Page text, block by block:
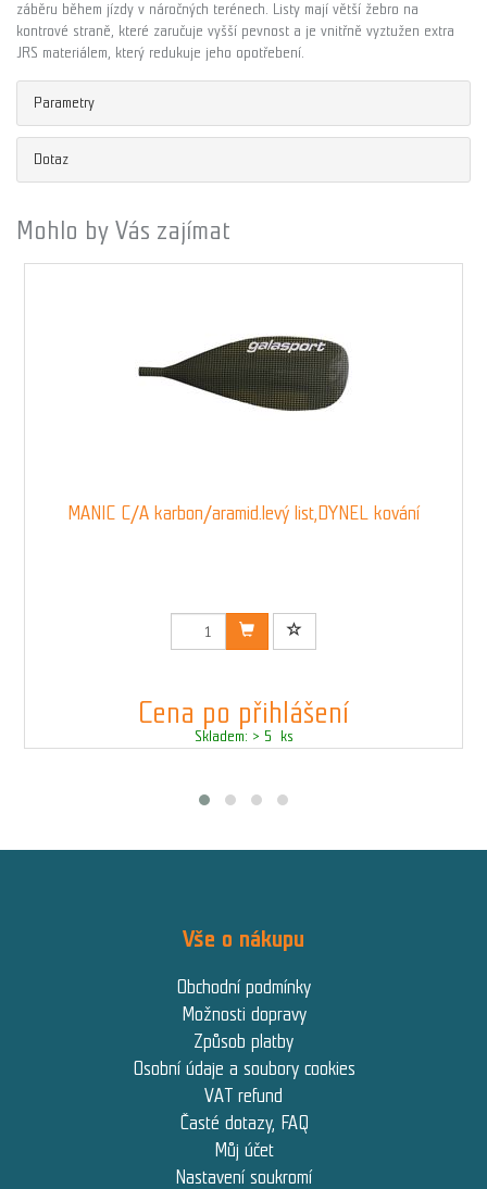
záběru během jízdy v náročných terénech. Listy mají větší žebro na
kontrové straně, které zaručuje vyšší pevnost a je vnitřně vyztužen extra
JRS materiálem, který redukuje jeho opotřebení.
Parametry
Dotaz
Mohlo by Vás zajímat
MANIC C/A karbon/aramid.levý list,DYNEL kování
Kód: 003092D
Cena po přihlášení
Skladem: > 5 ks
Vše o nákupu
Obchodní podmínky
Možnosti dopravy
Způsob platby
Osobní údaje a soubory cookies
VAT refund
Časté dotazy, FAQ
Můj účet
Nastavení soukromí